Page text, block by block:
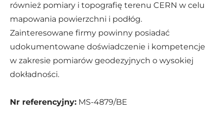
również pomiary i topografię terenu CERN w celu
mapowania powierzchni i podłóg.
Zainteresowane firmy powinny posiadać
udokumentowane doświadczenie i kompetencje
w zakresie pomiarów geodezyjnych o wysokiej
dokładności.
Nr referencyjny: MS-4879/BE